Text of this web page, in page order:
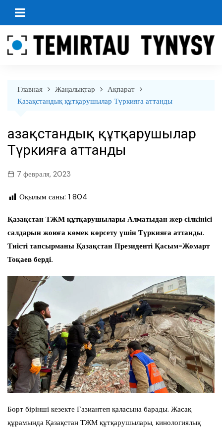
перейти
Главная Жаңалықтар
Ақпарат
Қазақстандық құтқарушылар Түркияға аттанды
Қазақстандық құтқарушылар
Түркияға аттанды
7 февраля, 2023
Оқылым саны: 1 804
Қазақстан ТЖМ құтқарушылары Алматыдан жер сілкінісі
салдарын жоюға көмек көрсету үшін Түркияға аттанды.
Тиісті тапсырманы Қазақстан Президенті Қасым-Жомарт
Тоқаев берді.
Борт бірінші кезекте Газиантеп қаласына барады. Жасақ
құрамында Қазақстан ТЖМ құтқарушылары, кинологиялық